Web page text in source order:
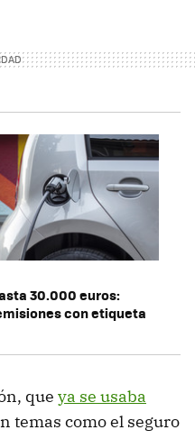
30.000 euros:
con etiqueta
que ya se usaba
temas como el seguro